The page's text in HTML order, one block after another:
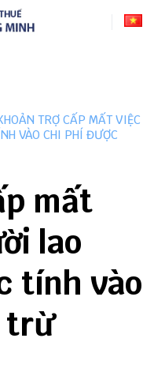
TRỢ CẤP MẤT VIỆC
VÀO CHI PHÍ ĐƯỢC
mất
lao
tính vào
trừ